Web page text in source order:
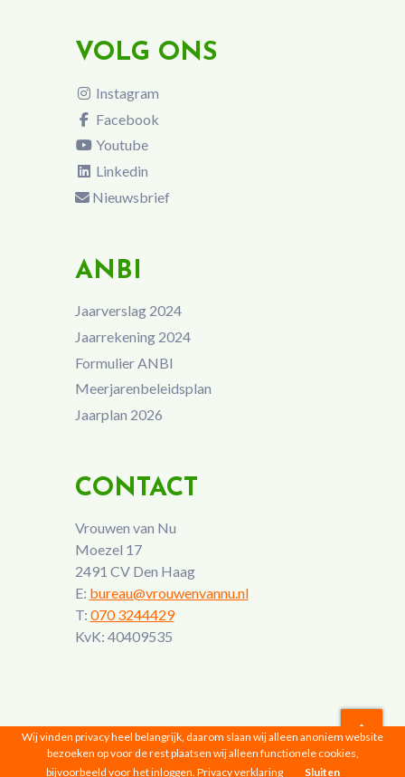
VOLG ONS
Instagram
Facebook
Youtube
Linkedin
Nieuwsbrief
ANBI
Jaarverslag 2024
Jaarrekening 2024
Formulier ANBI
Meerjarenbeleidsplan
Jaarplan 2026
CONTACT
Vrouwen van Nu
Moezel 17
2491 CV Den Haag
E: bureau@vrouwenvannu.nl
T: 070 3244429
KvK: 40409535
Vrouwen van Nu © 2026 |Privacyverklaring
Wij vinden privacy heel belangrijk, daarom slaan wij alleen anoniem website
bezoeken op voor de rest plaatsen wij alleen functionele cookies,
bijvoorbeeld voor het inloggen. Privacy verklaring Sluiten